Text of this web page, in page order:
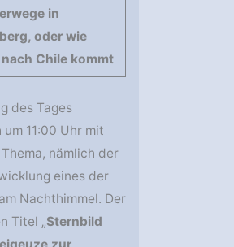
in
oder wie
Chile kommt
des Tages
11:00 Uhr mit
nämlich der
eines der
Nachthimmel. Der
Titel „Sternbild